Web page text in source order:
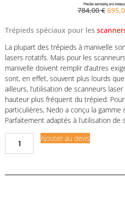
784,00€
Trépieds spéciaux pour les
La plupart des trépieds à manivelle
lasers rotatifs. Mais pour les
manivelle doivent remplir d’autres
sont, en effet, souvent plus lourds
ailleurs, l’utilisation de scanneurs
hauteur plus fréquent du trépied.
particulières, Nedo a conçu la gamme
Parfaitement adaptés à l’utilisation de
Ajouter au devis